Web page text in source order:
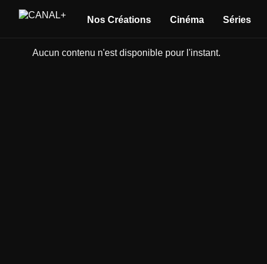
Nos Créations Cinéma Séries
Aucun contenu n'est disponible pour l'instant.